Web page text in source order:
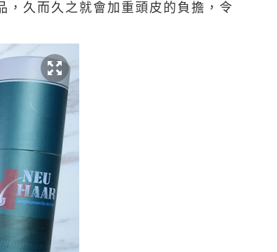
，久而久之就會加重頭皮的負擔，令